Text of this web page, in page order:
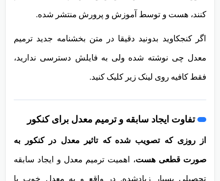
کنند، هست و توسط آموزش و پرورش منتشر شده.
اگر کنجکاوید بدونید دقیقا در متن بخشنامه جدید ترمیم
معدل چی نوشته شده ولی به فایلش دسترسی ندارید،
فقط کافیه روی لینک زیر کلیک کنید.
تفاوت ایجاد سابقه و ترمیم معدل برای کنکور
از روزی که تصویب شده که تاثیر معدل در کنکور به
صورت قطعی هست، اهمیت ترمیم معدل و ایجاد سابقه
تحصیلی بسیار زیادشده. در واقع و یه معدل خوب با